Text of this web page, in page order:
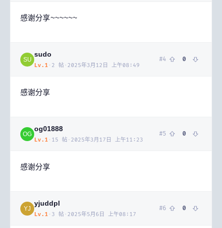
感谢分享~~~~~~
SU
sudo
Lv. 1 · 2 帖 · 2025年3月12日 上午08:49
#4 0
感谢分享
OG
og01888
Lv. 1 · 15 帖 · 2025年3月17日 上午11:23
#5 0
感谢分享
YJ
yjuddpl
Lv. 1 · 3 帖 · 2025年5月6日 上午08:17
#6 0